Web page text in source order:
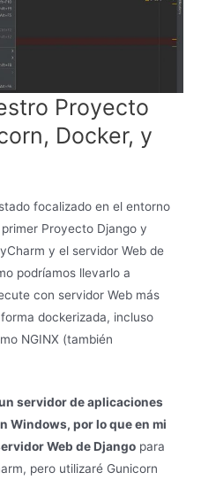
Proyecto
Docker, y
focalizado en el entorno
Proyecto Django y
y el servidor Web de
podríamos llevarlo a
con servidor Web más
dockerizada, incluso
NGINX (también
servidor de aplicaciones
Windows, por lo que en mi
Web de Django para
pero utilizaré Gunicorn